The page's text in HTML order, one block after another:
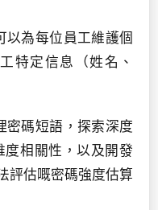
以為每位員工維護個
特定信息（姓名、
密碼短語，探索深度
相關性，以及開發
評估嘅密碼強度估算